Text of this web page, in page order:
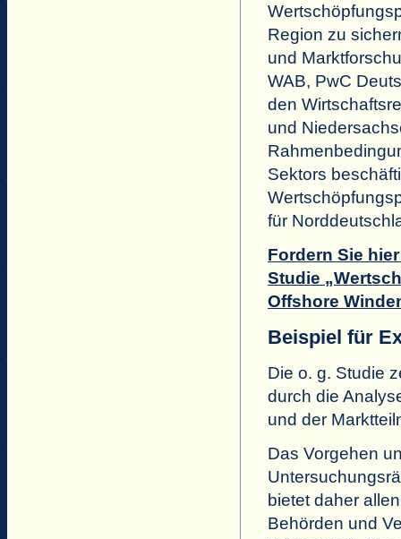
Region zu
und
WAB, PwC
den
und
Sektors
für
Fordern Sie
Studie
Offshore
Beispiel für
Die o. g. Studie
durch die
und der
Das Vorgehen
bietet daher
Behörden und